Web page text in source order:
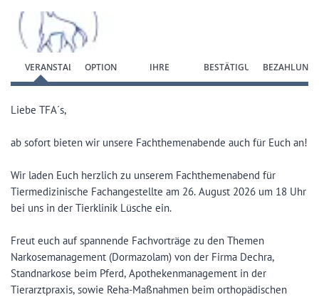
VERANSTALTUNGOPTION IHRE BESTÄTIGUNG BEZAHLUNG
Liebe TFA´s,
ab sofort bieten wir unsere Fachthemenabende auch für Euch an!
Wir laden Euch herzlich zu unserem Fachthemenabend für
Tiermedizinische Fachangestellte am 26. August 2026 um 18 Uhr
bei uns in der Tierklinik Lüsche ein.
Freut euch auf spannende Fachvorträge zu den Themen
Narkosemanagement (Dormazolam) von der Firma Dechra,
Standnarkose beim Pferd, Apothekenmanagement in der
Tierarztpraxis, sowie Reha-Maßnahmen beim orthopädischen